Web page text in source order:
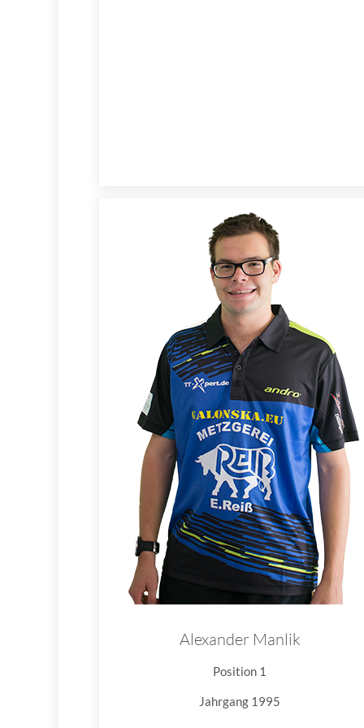
Alexander Manlik
Position 1
Jahrgang 1995